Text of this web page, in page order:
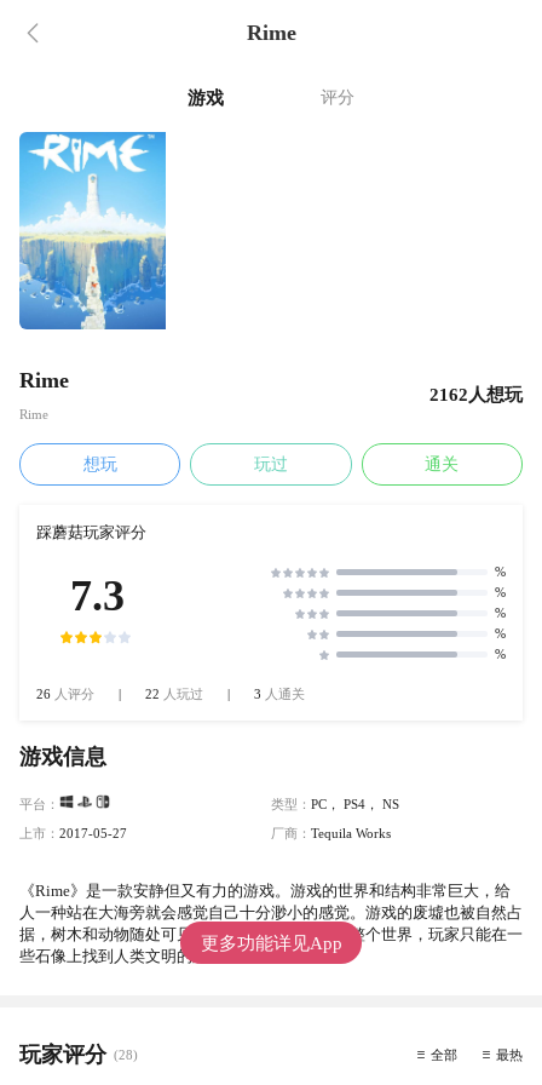
Rime
游戏 评分
Rime
Rime
2162人想玩
想玩 玩过 通关
踩蘑菇玩家评分
7.3
%
%
%
%
%
26 人评分 22 人玩过 3 人通关
游戏信息
平台： 类型： PC ， PS4 ， NS
上市： 2017-05-27 厂商： Tequila Works
《Rime》是一款安静但又有力的游戏。游戏的世界和结构非常巨大，给
人一种站在大海旁就会感觉自己十分渺小的感觉。游戏的废墟也被自然占
据，树木和动物随处可见，他们正在慢慢的占据整个世界，玩家只能在一
些石像上找到人类文明的残余。
玩家评分 (28) 全部 最热
更多功能详见App